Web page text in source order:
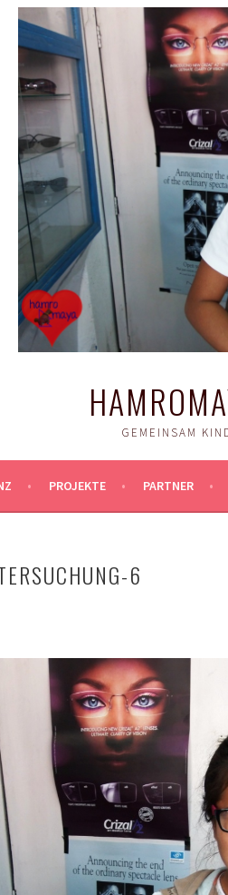
GEMEINSAM
PROJEKTE PARTNER
6